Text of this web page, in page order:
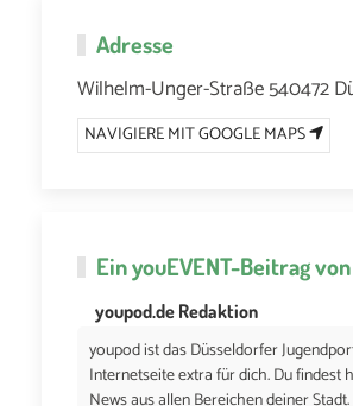
Adresse
Wilhelm-Unger-Straße 540472
NAVIGIERE MIT GOOGLE MAPS
EinyouEVENT-Beitrag von
youpod.de Redaktion
youpod ist das Düsseldorfer
Internetseite extra für dich. Du findest